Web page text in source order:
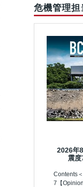
危機管理
2026年
震
Contents
7【